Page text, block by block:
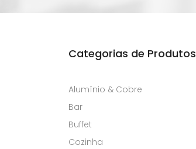
Categorias de Produtos
Alumínio & Cobre
Bar
Buffet
Cozinha